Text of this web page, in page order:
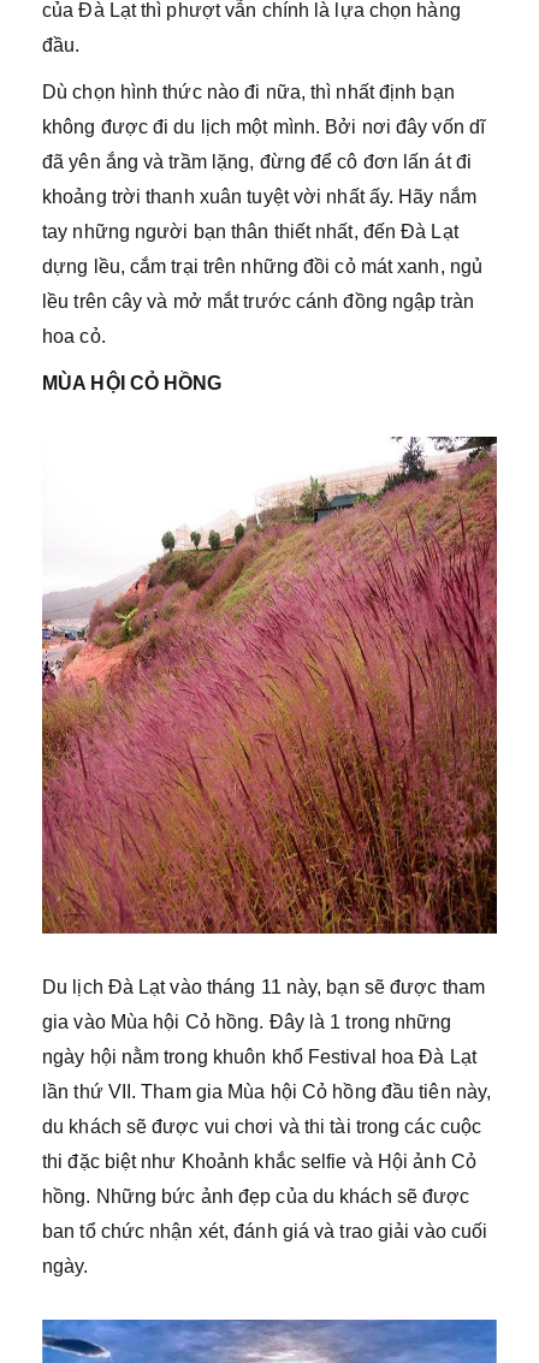
của Đà Lạt thì phượt vẫn chính là lựa chọn hàng
đầu.
Dù chọn hình thức nào đi nữa, thì nhất định bạn
không được đi du lịch một mình. Bởi nơi đây vốn dĩ
đã yên ắng và trầm lặng, đừng để cô đơn lấn át đi
khoảng trời thanh xuân tuyệt vời nhất ấy. Hãy nắm
tay những người bạn thân thiết nhất, đến Đà Lạt
dựng lều, cắm trại trên những đồi cỏ mát xanh, ngủ
lều trên cây và mở mắt trước cánh đồng ngập tràn
hoa cỏ.
MÙA HỘI CỎ HỒNG
Du lịch Đà Lạt vào tháng 11 này, bạn sẽ được tham
gia vào Mùa hội Cỏ hồng. Đây là 1 trong những
ngày hội nằm trong khuôn khổ Festival hoa Đà Lạt
lần thứ VII. Tham gia Mùa hội Cỏ hồng đầu tiên này,
du khách sẽ được vui chơi và thi tài trong các cuộc
thi đặc biệt như Khoảnh khắc selfie và Hội ảnh Cỏ
hồng. Những bức ảnh đẹp của du khách sẽ được
ban tổ chức nhận xét, đánh giá và trao giải vào cuối
ngày.